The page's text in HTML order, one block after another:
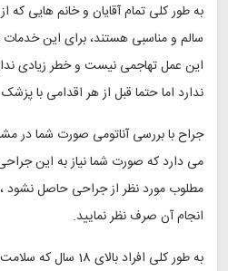
به طور کلی تمام آقایان و خانم هایی
سالم و مناسبی هستند، برای این خدمات
این عمل تهاجمی نیست و خطر زیادی
ندارد اما حتما قبل از هر اقدامی با
جراح با بررسی آناتومی صورت شما در
می دارد که صورت شما نیاز به این
مطلوب مورد نظر از جراحی حاصل نشود
انجام آن صرف نظر نمایید.
به طور کلی افراد